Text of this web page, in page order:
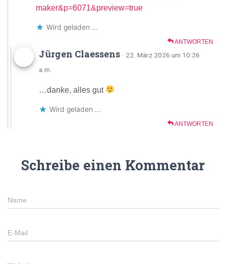
maker&p=6071&preview=true
Wird geladen …
ANTWORTEN
Jürgen Claessens · 22. März 2026 um 10:26
a.m.
…danke, alles gut
Wird geladen …
ANTWORTEN
Schreibe einen Kommentar
Name
E-Mail